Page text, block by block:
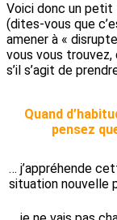
Voici donc un petit
(dites-vous que
amener à «
vous vous trouvez,
s’il s’agit de
Quand
pensez
… j’appréhende
situation nouvelle